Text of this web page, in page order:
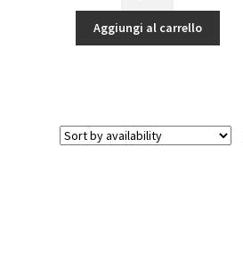
era:
98,00€.
è:
83,30€.
CAR
quantità
Aggiungi al carrello